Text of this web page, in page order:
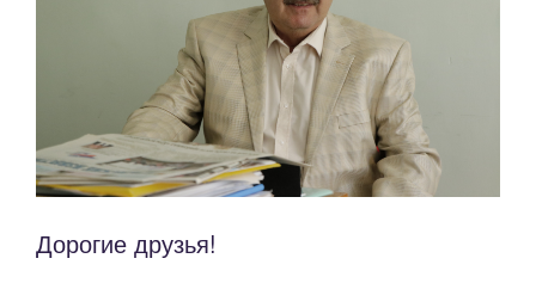
Дорогие друзья!